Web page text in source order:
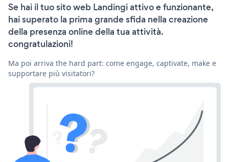
Se hai il tuo sito web Landingi attivo e funzionante,
hai superato la prima grande sfida nella creazione
della presenza online della tua attività.
congratulazioni!
Ma poi arriva the hard part: come engage, captivate, make e
supportare più visitatori?